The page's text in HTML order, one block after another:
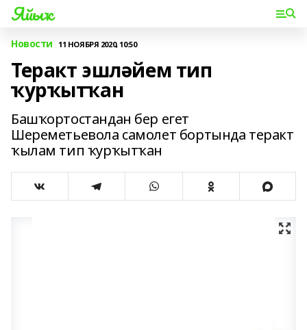
Яйыҡ
Новости 11 НОЯБРЯ 2020, 10:50
Теракт эшләйем тип
ҡурҡытҡан
Башҡортостандан бер егет
Шереметьевола самолет бортында теракт
ҡылам тип ҡурҡытҡан